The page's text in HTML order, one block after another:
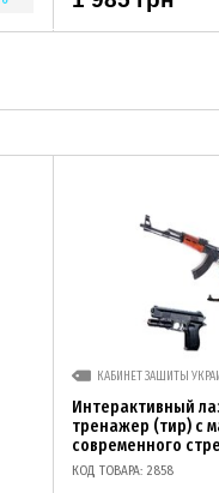
КАБИНЕТ ЗАЩИТЫ
Интерактивный
тренажер (тир) с
современного
КОД ТОВАРА: 2858